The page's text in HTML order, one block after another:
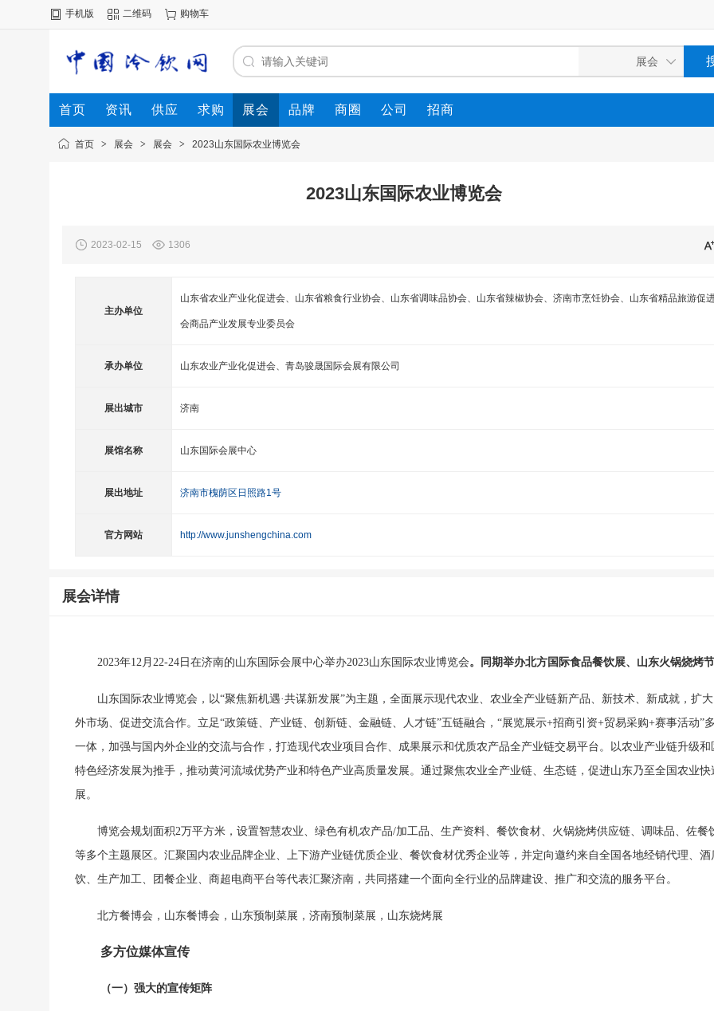
手机版 二维码 购物车
首页 资讯 供应 求购 展会 品牌 商圈 公司 招商
首页 > 展会 > 展会 > 2023山东国际农业博览会
2023山东国际农业博览会
2023-02-15 1306
主办单位
山东省农业产业化促进会、山东省粮食行业协会、山东省调味品协会、山东省辣椒协会、济南市烹饪协会、山东省精品旅游促
会商品产业发展专业委员会
承办单位 山东农业产业化促进会、青岛骏晟国际会展有限公司
展出城市 济南
展馆名称 山东国际会展中心
展出地址 济南市槐荫区日照路1号
官方网站 http://www.junshengchina.com
展会详情
2023年12月22-24日在济南的山东国际会展中心举办2023山东国际农业博览会。同期举办北方国际食品餐饮展、山东火锅烧烤
山东国际农业博览会，以“聚焦新机遇·共谋新发展”为主题，全面展示现代农业、农业全产业链新产品、新技术、新成就，扩
外市场、促进交流合作。立足“政策链、产业链、创新链、金融链、人才链”五链融合，“展览展示+招商引资+贸易采购+赛事活动”
⼀体，加强与国内外企业的交流与合作，打造现代农业项目合作、成果展示和优质农产品全产业链交易平台。以农业产业链升级和
特色经济发展为推手，推动黄河流域优势产业和特色产业高质量发展。通过聚焦农业全产业链、生态链，促进山东乃至全国农业快
展。
博览会规划面积2万平方米，设置智慧农业、绿色有机农产品/加工品、生产资料、餐饮食材、火锅烧烤供应链、调味品、佐餐
等多个主题展区。汇聚国内农业品牌企业、上下游产业链优质企业、餐饮食材优秀企业等，并定向邀约来自全国各地经销代理、酒
饮、生产加工、团餐企业、商超电商平台等代表汇聚济南，共同搭建⼀个面向全行业的品牌建设、推广和交流的服务平台。
北方餐博会，山东餐博会，山东预制菜展，济南预制菜展，山东烧烤展
多方位媒体宣传
（一）强大的宣传矩阵